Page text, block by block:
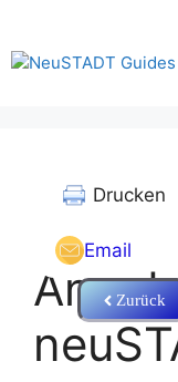
springen
Drucken
Email
Zurück